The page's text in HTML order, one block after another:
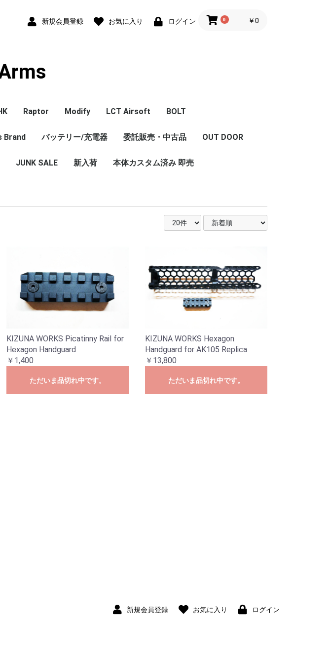
新規会員登録 お気に入り ログイン 0 ￥0
GBB 本体
マガジン
ツ
Raptor
エアガン本体
パーツ
Modify
エアガン本体
マガジン
パーツ
LCT Airsoft
エアガン本体
フロントキット
コンバージョンキット
マガジン
Z Series Parts
ハンドガード/グリッ
セット
ストック
ハンドガード/レイル
グリップ
フロント周辺パーツ
レシーバー周辺パーツ
インナーパーツ
内部カスタム
LCT 限定商品
BOLT
Brand バッテリー/充電器 委託販売・中古品 OUT DOOR
JUNK SALE 新入荷 本体カスタム済み 即売
KIZUNA WORKS Picatinny Rail for
Hexagon Handguard
￥1,400
ただいま品切れ中です。
KIZUNA WORKS Hexagon
Handguard for AK105 Replica
￥13,800
ただいま品切れ中です。
新規会員登録 お気に入り ログイン